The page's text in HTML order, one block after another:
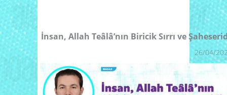
İnsan, Allah Teâlâ’nın Biricik Sırrı ve
26/04/